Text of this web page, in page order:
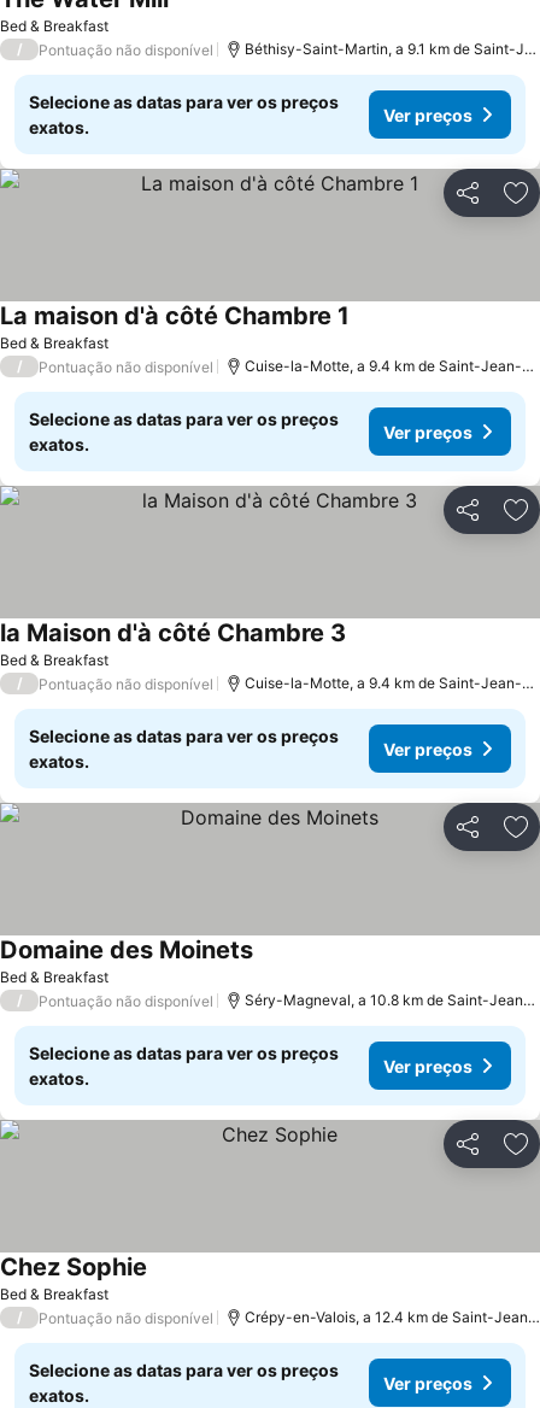
Bed & Breakfast
Ver preços
/ Pontuação não disponível Béthisy-Saint-Martin, a 9.1 km de Saint-
Selecione as datas para ver os preços
exatos.
Ver preços
Partilhar
Bed & Breakfast
La maison d'à côté Chambre 1
/ Pontuação não disponível Cuise-la-Motte, a 9.4 km de Saint-Jean-
Selecione as datas para ver os preços
exatos.
Ver preços
Partilhar
Bed & Breakfast
la Maison d'à côté Chambre 3
/ Pontuação não disponível Cuise-la-Motte, a 9.4 km de Saint-Jean-
Selecione as datas para ver os preços
exatos.
Ver preços
Partilhar
Bed & Breakfast
Domaine des MoinetsVer preços
/ Pontuação não disponível Séry-Magneval, a 10.8 km de Saint-Jean-
Selecione as datas para ver os preços
exatos.
Ver preços
Partilhar
Bed & Breakfast
Chez Sophie
/ Pontuação não disponível Crépy-en-Valois, a 12.4 km de Saint-
Selecione as datas para ver os preços
exatos.
Ver preços